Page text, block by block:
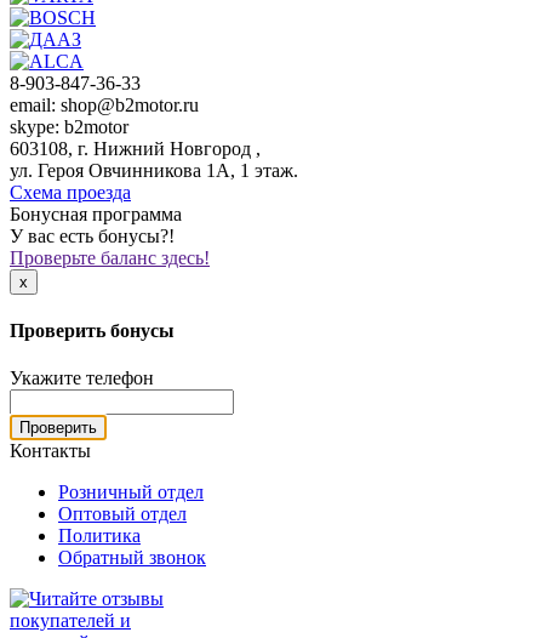
8-903-847-36-33
email: shop@b2motor.ru
skype: b2motor
603108, г. Нижний Новгород ,
ул. Героя Овчинникова 1А, 1 этаж.
Схема проезда
Бонусная программа
У вас есть бонусы?!
Проверьте баланс здесь!
x
Проверить бонусы
Укажите телефон
Проверить
Контакты
Розничный отдел
Оптовый отдел
Политика
Обратный звонок